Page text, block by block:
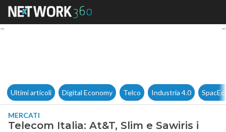
Telecom Italia: At&T, Slim e
Ultimi articoli Digital Economy Telco Industria 4.0
MERCATI
Telecom Italia: At&T, Slim e Sawiris i